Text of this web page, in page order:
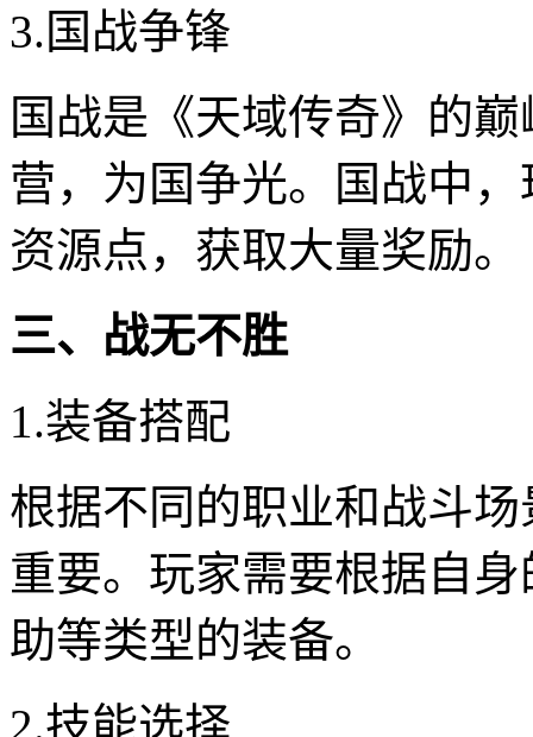
3.国战争锋
国战是《天域传奇》的
营，为国争光。国战中
资源点，获取大量奖励。
三、战无不胜
1.装备搭配
根据不同的职业和战斗
重要。玩家需要根据自
助等类型的装备。
2.技能选择